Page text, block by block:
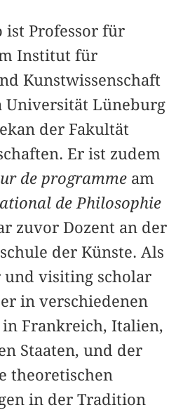
ist Professor für
Institut für
Kunstwissenschaft
Universität Lüneburg
der Fakultät
Er ist zudem
de programme am
de Philosophie
zuvor Dozent an der
der Künste. Als
und visiting scholar
in verschiedenen
Frankreich, Italien,
Staaten, und der
theoretischen
in der Tradition